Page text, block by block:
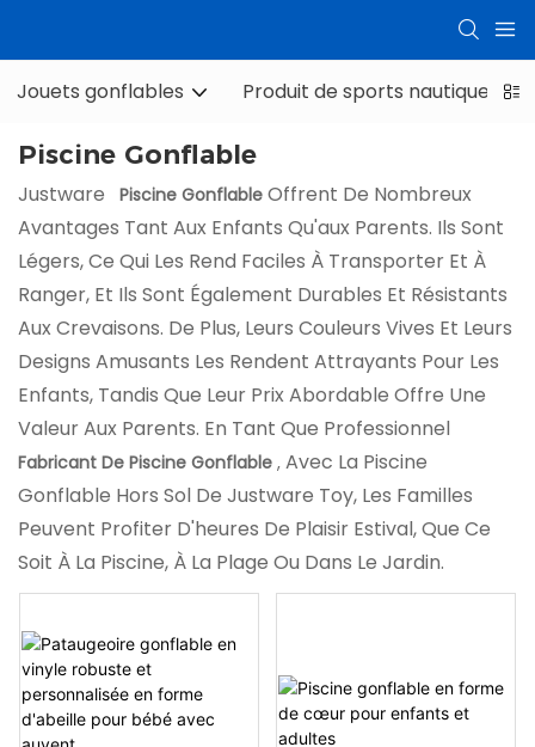
Jouets gonflables Produit de sports nautiques
Piscine Gonflable
Justware Piscine Gonflable Offrent De Nombreux
Avantages Tant Aux Enfants Qu'aux Parents. Ils Sont
Légers, Ce Qui Les Rend Faciles À Transporter Et À
Ranger, Et Ils Sont Également Durables Et Résistants
Aux Crevaisons. De Plus, Leurs Couleurs Vives Et Leurs
Designs Amusants Les Rendent Attrayants Pour Les
Enfants, Tandis Que Leur Prix Abordable Offre Une
Valeur Aux Parents. En Tant Que Professionnel
Fabricant De Piscine Gonflable , Avec La Piscine
Gonflable Hors Sol De Justware Toy, Les Familles
Peuvent Profiter D'heures De Plaisir Estival, Que Ce
Soit À La Piscine, À La Plage Ou Dans Le Jardin.